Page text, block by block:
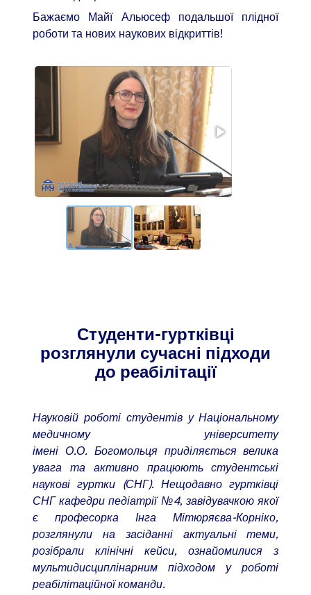
Бажаємо Майї Альюсеф подальшої плідної
роботи та нових наукових відкриттів!
Студенти-гуртківці
розглянули сучасні підходи
до реабілітації
Науковій роботі студентів у Національному
медичному університету
імені О.О. Богомольця приділяється велика
увага та активно працюють студентські
наукові гуртки (СНГ).Нещодавно гуртківці
СНГ кафедри педіатрії №4, завідувачкою якої
є професорка Інга Мітюряєва-Корніко,
розглянули на засіданні актуальні теми,
розібрали клінічні кейси, ознайомилися з
мультидисциплінарним підходом у роботі
реабілітаційної команди.